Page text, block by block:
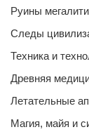
Руины
Следы
Техника и
Древняя
Летательные
Магия, майя и